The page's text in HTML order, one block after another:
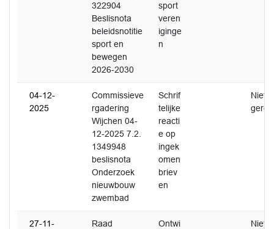
322904
Beslisnota
beleidsnotitie
sport en
bewegen
2026-2030
sport
veren
iginge
n
04-12-
2025
Commissieve
rgadering
Wijchen 04-
12-2025 7.2.
1349948
beslisnota
Onderzoek
nieuwbouw
zwembad
Schrif
telijke
reacti
e op
ingek
omen
briev
en
Niet
27-11-
Raad
Ontwi
Niet